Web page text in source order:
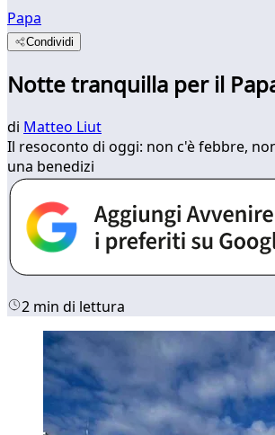
Papa
Condividi
Notte tranquilla per il
di Matteo Liut
Il resoconto di oggi: non c'è febbre,
una benedizi
2 min di lettura